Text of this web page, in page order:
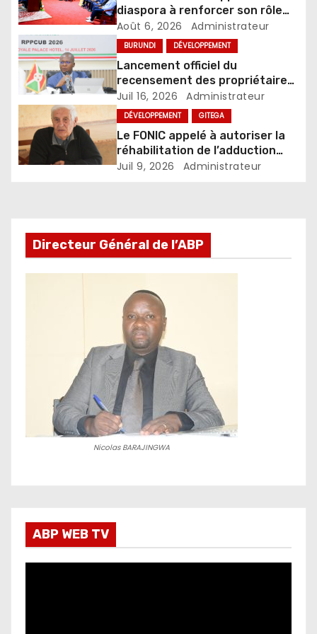
diaspora à renforcer son rôle
dans le développement du pays
Août 6, 2026 Administrateur
BURUNDI DÉVELOPPEMENT
Lancement officiel du
recensement des propriétaires
des propriétés ou parcelles
dans les centres urbains du
Burundi
Juil 16, 2026 Administrateur
DÉVELOPPEMENT GITEGA
Le FONIC appelé à autoriser la
réhabilitation de l’adduction
d’eau Muzenga-Bugenyuzi
Juil 9, 2026 Administrateur
Directeur Général de l’ABP
Nicolas BARAJINGWA
ABP WEB TV